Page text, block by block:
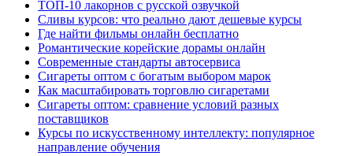
ТОП-10 лакорнов с русской озвучкой
Сливы курсов: что реально дают дешевые курсы
Где найти фильмы онлайн бесплатно
Романтические корейские дорамы онлайн
Современные стандарты автосервиса
Сигареты оптом с богатым выбором марок
Как масштабировать торговлю сигаретами
Сигареты оптом: сравнение условий разных
поставщиков
Курсы по искусственному интеллекту: популярное
направление обучения